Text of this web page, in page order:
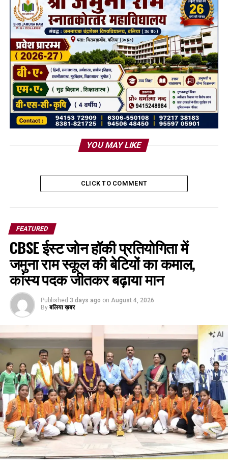
YOU MAY LIKE
CLICK TO COMMENT
FEATURED
CBSE ईस्ट जोन हॉकी प्रतियोगिता में
जमुना राम स्कूल की बेटियों का कमाल,
कांस्य पदक जीतकर बढ़ाया मान
Published 3 days ago on August 4, 2026
By बलिया ख़बर